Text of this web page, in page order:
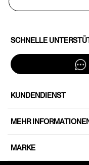
SCHNELLE
KUNDENDIENST
MEHR
MARKE